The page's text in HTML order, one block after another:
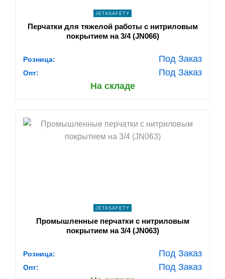
JETASAFETY
Перчатки для тяжелой работы с нитриловым
покрытием на 3/4 (JN066)
Розница: Под Заказ
Опт:
Под Заказ
На складе
shopping_cart В КОРЗИНУ
JETASAFETY
Промышленные перчатки с нитриловым
покрытием на 3/4 (JN063)
Розница: Под Заказ
Опт:
Под Заказ